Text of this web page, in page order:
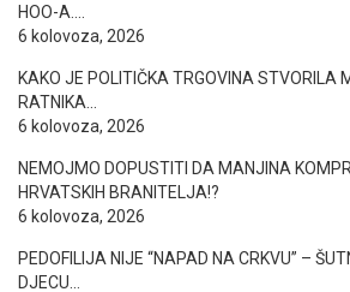
HOO-A….
6 kolovoza, 2026
KAKO JE POLITIČKA TRGOVINA STVORILA
RATNIKA…
6 kolovoza, 2026
NEMOJMO DOPUSTITI DA MANJINA
HRVATSKIH BRANITELJA!?
6 kolovoza, 2026
PEDOFILIJA NIJE “NAPAD NA CRKVU” –
DJECU…